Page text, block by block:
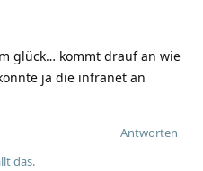
glück… kommt drauf an wie
ja die infranet an
Antworten
das.